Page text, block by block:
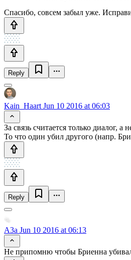
Спасибо, совсем забыл уже.
Reply
Kain_Haart Jun 10 2016 at 06:03
За связь считается только диалог,
То что один убил другого (напр.
Reply
A3a Jun 10 2016 at 06:13
Не припомню чтобы Бриенна